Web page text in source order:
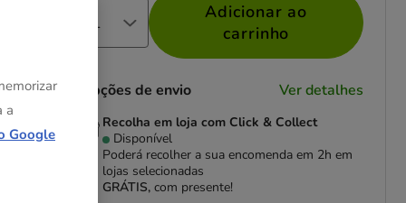
Adicionar ao
carrinho
Opções de envio Ver detalhes
Recolha em loja com Click & Collect
Disponível
Poderá recolher a sua encomenda em 2h em
lojas selecionadas
GRÁTIS,com presente!
a
Google